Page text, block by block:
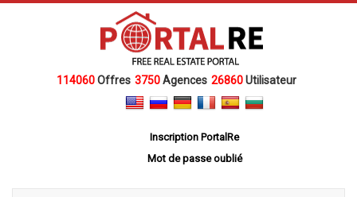
114060Offres 3750Agences 26860Utilisateur
Inscription PortalRe
Mot de passe oublié